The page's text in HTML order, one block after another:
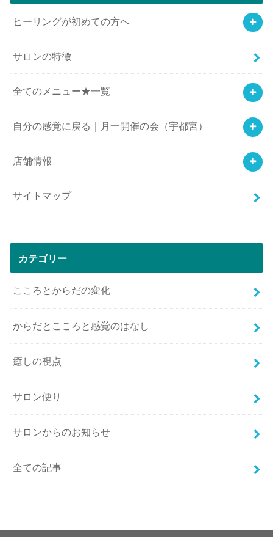
ヒーリングが初めての方へ
サロンの特徴
全てのメニュー★一覧
自分の感覚に戻る｜月一開催の会（宇都宮）
店舗情報
サイトマップ
カテゴリー
こころとからだの変化
からだとこころと感覚のはなし
癒しの視点
サロン便り
サロンからのお知らせ
全ての記事